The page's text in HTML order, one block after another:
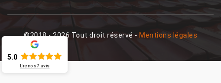
©2018 - 2026 Tout droit réservé - Mentions légales
5.0
Lire nos 7 avis